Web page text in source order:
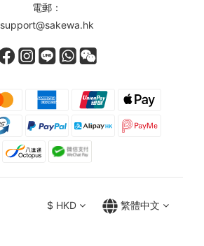
電郵：
support@sakewa.hk
$ HKD 繁體中文